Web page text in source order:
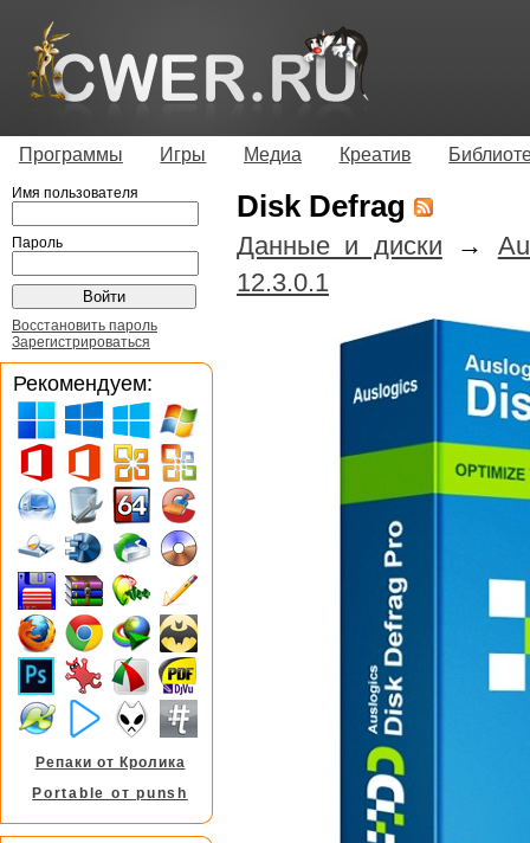
Программы Игры Медиа Креатив
Disk Defrag
Данные и диски →
12.3.0.1
Имя пользователя
Пароль
Восстановить пароль
Зарегистрироваться
Рекомендуем:
Репаки от Кролика
Portable от punsh